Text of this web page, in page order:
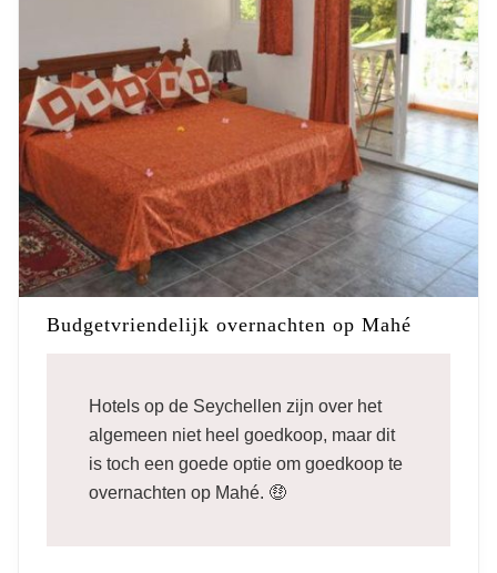
Budgetvriendelijk overnachten op Mahé
Hotels op de Seychellen zijn over het
algemeen niet heel goedkoop, maar dit
is toch een goede optie om goedkoop te
overnachten op Mahé. 🤑